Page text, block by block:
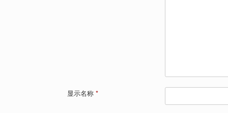
显示名称 *